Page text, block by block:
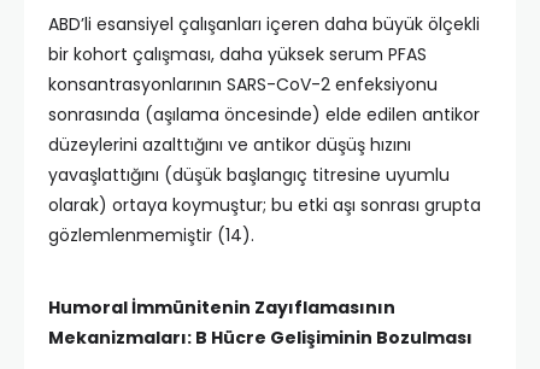
ABD’li esansiyel çalışanları içeren daha büyük ölçekli
bir kohort çalışması, daha yüksek serum PFAS
konsantrasyonlarının SARS-CoV-2 enfeksiyonu
sonrasında (aşılama öncesinde) elde edilen antikor
düzeylerini azalttığını ve antikor düşüş hızını
yavaşlattığını (düşük başlangıç titresine uyumlu
olarak) ortaya koymuştur; bu etki aşı sonrası grupta
gözlemlenmemiştir (14).
Humoral İmmünitenin Zayıflamasının
Mekanizmaları: B Hücre Gelişiminin Bozulması